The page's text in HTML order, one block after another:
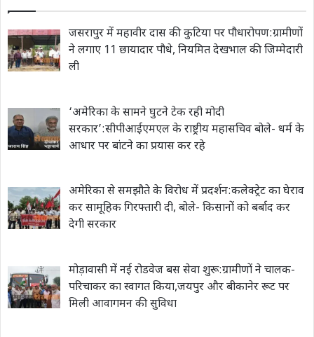
जसरापुर में महावीर दास की कुटिया पर पौधारोपण:ग्रामीणों
ने लगाए 11 छायादार पौधे, नियमित देखभाल की जिम्मेदारी
ली
‘अमेरिका के सामने घुटने टेक रही मोदी
सरकार’:सीपीआईएमएल के राष्ट्रीय महासचिव बोले- धर्म के
आधार पर बांटने का प्रयास कर रहे
अमेरिका से समझौते के विरोध में प्रदर्शन:कलेक्ट्रेट का घेराव
कर सामूहिक गिरफ्तारी दी, बोले- किसानों को बर्बाद कर
देगी सरकार
मोड़ावासी में नई रोडवेज बस सेवा शुरू:ग्रामीणों ने चालक-
परिचाकर का स्वागत किया,जयपुर और बीकानेर रूट पर
मिली आवागमन की सुविधा